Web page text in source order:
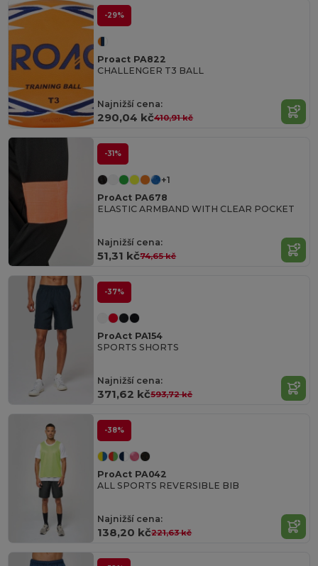
-29%
Proact PA822
CHALLENGER T3 BALL
Najnižší cena:
290,04 kč410,91 kč
-31%
+1
ProAct PA678
ELASTIC ARMBAND WITH CLEAR POCKET
Najnižší cena:
51,31 kč74,65 kč
-37%
ProAct PA154
SPORTS SHORTS
Najnižší cena:
371,62 kč593,72 kč
-38%
ProAct PA042
ALL SPORTS REVERSIBLE BIB
Najnižší cena:
138,20 kč221,63 kč